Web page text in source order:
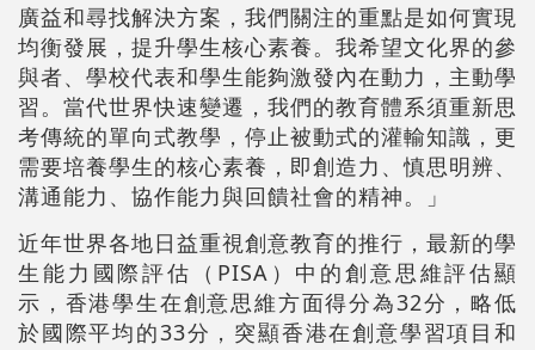
廣益和尋找解決方案，我們關注的重點是如何實現
均衡發展，提升學生核心素養。我希望文化界的參
與者、學校代表和學生能夠激發內在動力，主動學
習。當代世界快速變遷，我們的教育體系須重新思
考傳統的單向式教學，停止被動式的灌輸知識，更
需要培養學生的核心素養，即創造力、慎思明辨、
溝通能力、協作能力與回饋社會的精神。」
近年世界各地日益重視創意教育的推行，最新的學
生能力國際評估（PISA）中的創意思維評估顯
示，香港學生在創意思維方面得分為32分，略低
於國際平均的33分，突顯香港在創意學習項目和